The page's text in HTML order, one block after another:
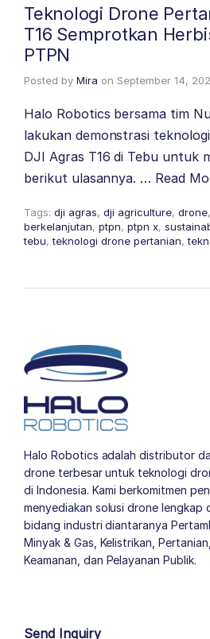
Teknologi Drone
T16 Semprotkan
PTPN
Posted by Mira on September 14,
Halo Robotics bersama tim
lakukan demonstrasi
DJI Agras T16 di Tebu untuk
berikut ulasannya. … Read
Tags: dji agras, dji agriculture, drone,
berkelanjutan, ptpn, ptpn x,
tebu,teknologi drone pertanian,
Halo Robotics adalah distributor
drone terbesar untuk teknologi
di Indonesia. Kami berkomitmen
menyediakan solusi drone lengkap
bidang industri diantaranya
Minyak & Gas, Kelistrikan,
Keamanan, dan Pelayanan Publik.
Send Inquiry